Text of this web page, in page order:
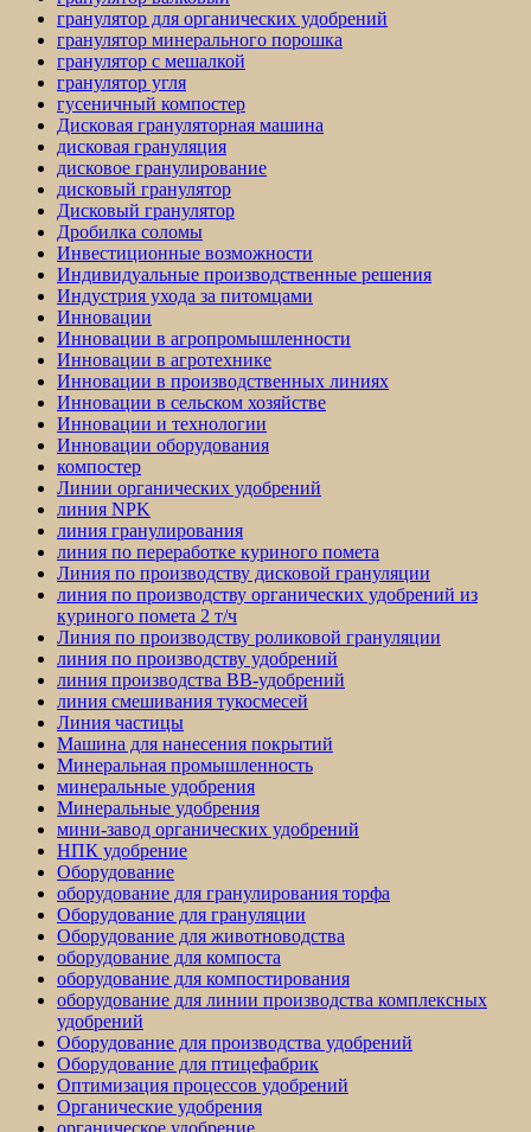
гранулятор для органических удобрений
гранулятор минерального порошка
гранулятор с мешалкой
гранулятор угля
гусеничный компостер
Дисковая грануляторная машина
дисковая грануляция
дисковое гранулирование
дисковый гранулятор
Дисковый гранулятор
Дробилка соломы
Инвестиционные возможности
Индивидуальные производственные решения
Индустрия ухода за питомцами
Инновации
Инновации в агропромышленности
Инновации в агротехнике
Инновации в производственных линиях
Инновации в сельском хозяйстве
Инновации и технологии
Инновации оборудования
компостер
Линии органических удобрений
линия NPK
линия гранулирования
линия по переработке куриного помета
Линия по производству дисковой грануляции
линия по производству органических удобрений из
куриного помета 2 т/ч
Линия по производству роликовой грануляции
линия по производству удобрений
линия производства BB-удобрений
линия смешивания тукосмесей
Линия частицы
Машина для нанесения покрытий
Минеральная промышленность
минеральные удобрения
Минеральные удобрения
мини-завод органических удобрений
НПК удобрение
Оборудование
оборудование для гранулирования торфа
Оборудование для грануляции
Оборудование для животноводства
оборудование для компоста
оборудование для компостирования
оборудование для линии производства комплексных
удобрений
Оборудование для производства удобрений
Оборудование для птицефабрик
Оптимизация процессов удобрений
Органические удобрения
органическое удобрение